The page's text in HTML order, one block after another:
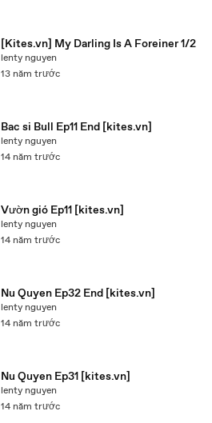
[Kites.vn] My Darling Is A Foreiner 1/2
lenty nguyen
13 năm trước
Bac si Bull Ep11 End [kites.vn]
lenty nguyen
14 năm trước
Vườn gió Ep11 [kites.vn]
lenty nguyen
14 năm trước
Nu Quyen Ep32 End [kites.vn]
lenty nguyen
14 năm trước
Nu Quyen Ep31 [kites.vn]
lenty nguyen
14 năm trước